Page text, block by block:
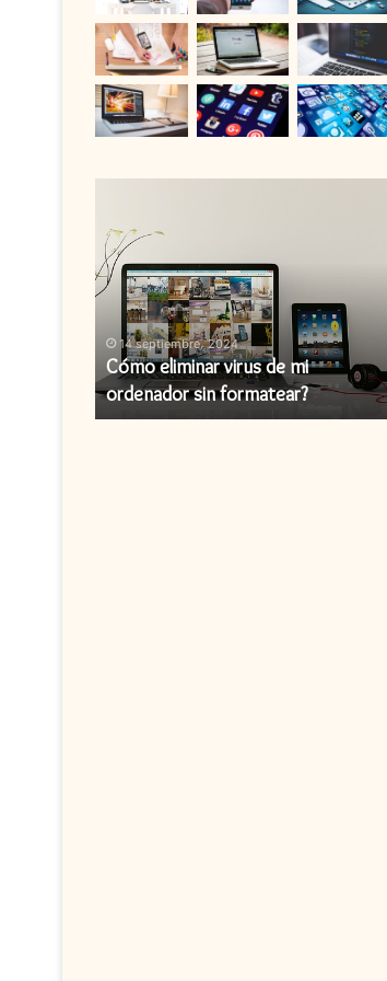
virus
de
mi
ordenador
formatear?
14 septiembre، 2024
Cómo eliminar virus de mi
ordenador sin formatear?